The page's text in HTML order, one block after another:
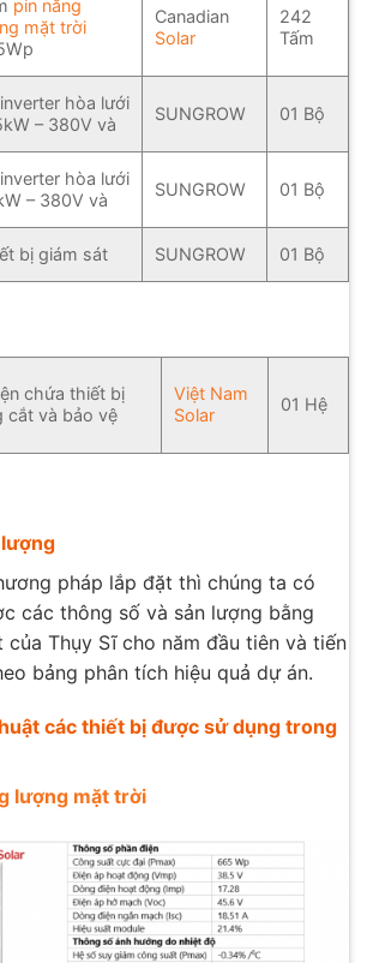
pin năng
mặt trời
Canadian
Solar
242
Tấm
hòa lưới
– 380V và
SUNGROW 01 Bộ
hòa lưới
– 380V và
SUNGROW 01 Bộ
bị giám sát SUNGROW 01 Bộ
chứa thiết bị
cắt và bảo vệ
Việt Nam
Solar
01 Hệ
pháp lắp đặt thì chúng ta có
các thông số và sản lượng bằng
của Thụy Sĩ cho năm đầu tiên và tiến
bảng phân tích hiệu quả dự án.
các thiết bị được sử dụng trong
lượng mặt trời